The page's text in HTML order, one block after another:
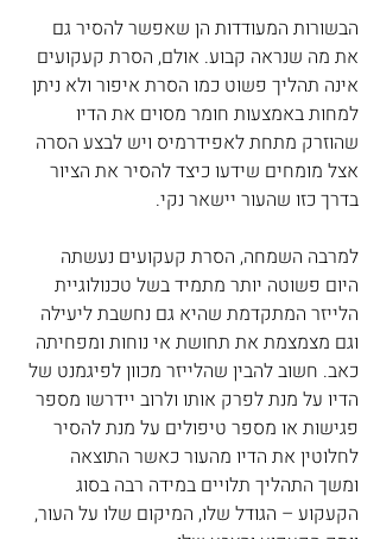
הבשורות המעודדות הן שאפשר להסיר גם
את מה שנראה קבוע. אולם, הסרת קעקועים
אינה תהליך פשוט כמו הסרת איפור ולא ניתן
למחות באמצעות חומר מסוים את הדיו
שהוזרק מתחת לאפידרמיס ויש לבצע הסרה
אצל מומחים שידעו כיצד להסיר את הציור
בדרך כזו שהעור יישאר נקי.
למרבה השמחה, הסרת קעקועים נעשתה
היום פשוטה יותר מתמיד בשל טכנולוגיית
הלייזר המתקדמת שהיא גם נחשבת ליעילה
וגם מצמצמת את תחושת אי נוחות ומפחיתה
כאב. חשוב להבין שהלייזר מכוון לפיגמנט של
הדיו על מנת לפרק אותו ולרוב יידרשו מספר
פגישות או מספר טיפולים על מנת להסיר
לחלוטין את הדיו מהעור כאשר התוצאה
ומשך התהליך תלויים במידה רבה בסוג
הקעקוע – הגודל שלו, המיקום שלו על העור,